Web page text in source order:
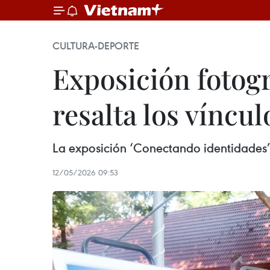
CULTURA-DEPORTE
Exposición
resalta los
La exposición ‘Conectando
12/05/2026 09:53